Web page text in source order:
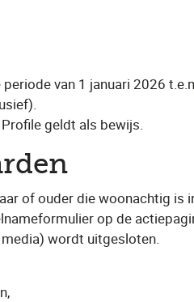
van 1 januari 2026
geldt als bewijs.
of ouder die woonachtig is
op de
wordt uitgesloten.